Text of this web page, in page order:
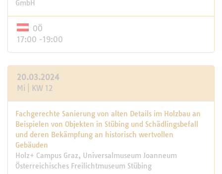
GmbH
OÖ
17:00 -19:00
20.03.2024
Mi | KW 12
Fachgerechte Sanierung von alten Details im Holzbau an
Beispielen von Objekten in Stübing und Schädlingsbefall
und deren Bekämpfung an historisch wertvollen
Gebäuden
Holz+ Campus Graz, Universalmuseum Joanneum
Österreichisches Freilichtmuseum Stübing